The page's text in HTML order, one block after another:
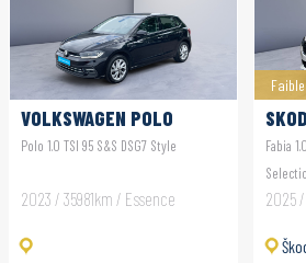
VOLKSWAGEN POLO
Polo 1.0 TSI 95 S&S DSG7 Style
2023 / 35981km / Essence
Fabia
2025